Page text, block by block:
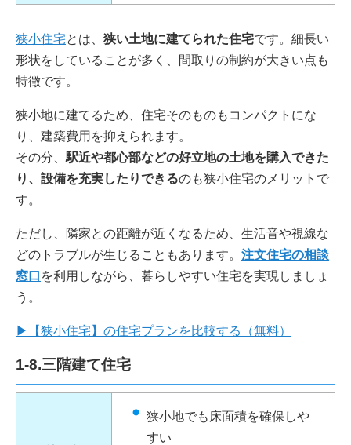
狭小住宅とは、 狭い土地に建てられた住宅です。細長い
形状をしていることが多く、間取りの制約が大きい点も
特徴です。
狭小地に建てるため、住宅そのものもコンパクトにな
り、建築費用を抑えられます。
その分、 駅近や都心部などの好立地の土地を購入できた
り、設備を充実したりできるのも狭小住宅のメリットで
す。
ただし、隣家との距離が近くなるため、生活音や視線な
どのトラブルが生じることもあります。 注文住宅の相談
窓口 を利用しながら、暮らしやすい住宅を実現しましょ
う。
▶【狭小住宅】の住宅プランを比較する（無料）
1-8.三階建て住宅
狭小地でも床面積を確保しや
すい